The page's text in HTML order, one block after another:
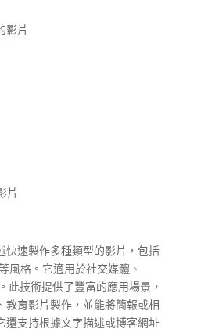
影片
片
快速製作多種類型的影片，包括
風格。它適用於社交媒體、
此技術提供了豐富的應用場景，
教育影片製作，並能將簡報或相
還支持根據文字描述或博客網址